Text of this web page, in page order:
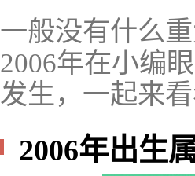
一般没有什么
2006年在小编
发生，一起来
2006年出生